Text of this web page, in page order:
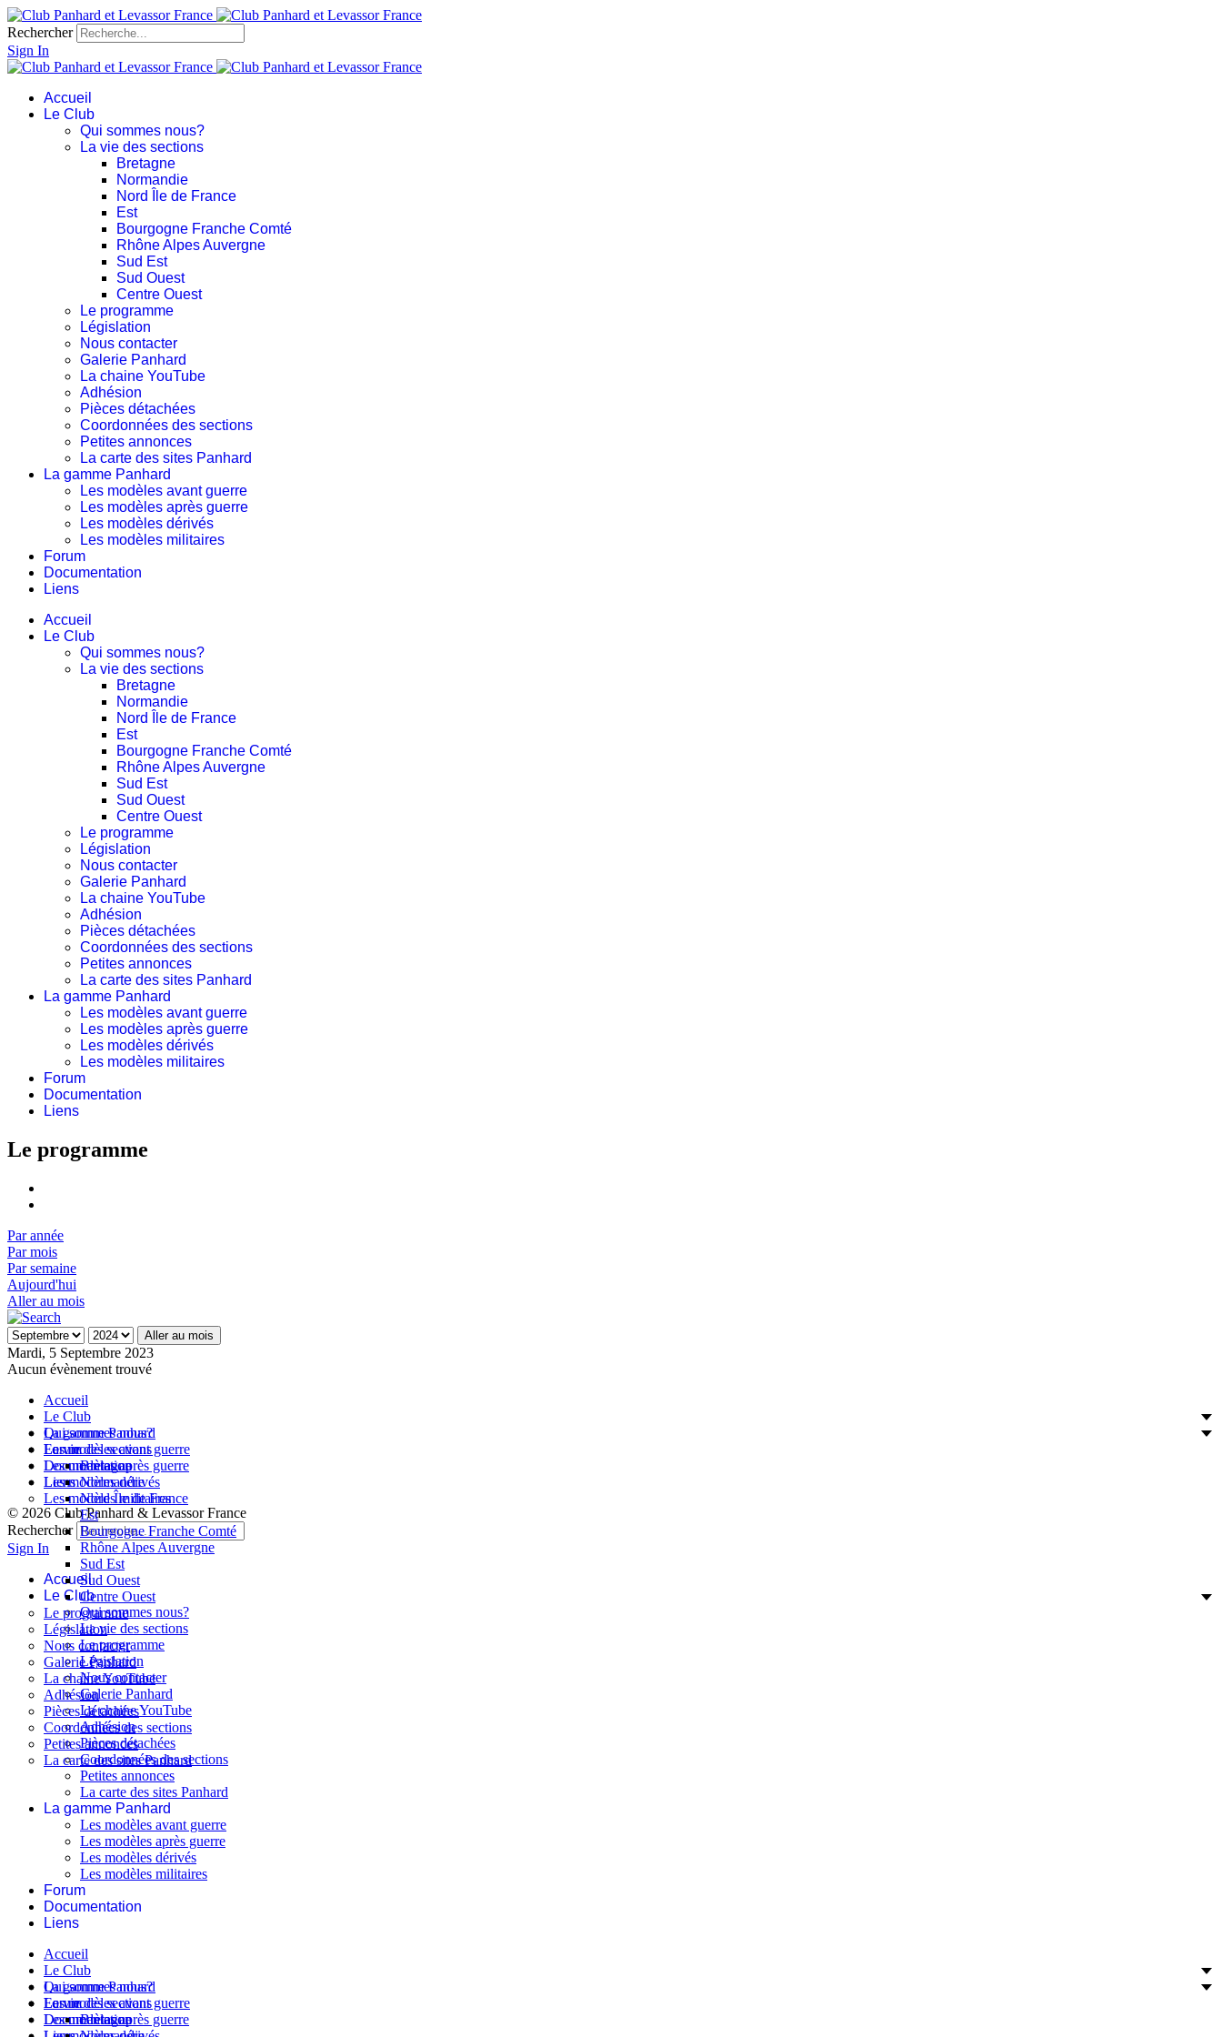
Rechercher
Sign In
Accueil
Le Club
Qui sommes nous?
La vie des sections
Bretagne
Normandie
Nord Île de France
Est
Bourgogne Franche Comté
Rhône Alpes Auvergne
Sud Est
Sud Ouest
Centre Ouest
Le programme
Législation
Nous contacter
Galerie Panhard
La chaine YouTube
Adhésion
Pièces détachées
Coordonnées des sections
Petites annonces
La carte des sites Panhard
La gamme Panhard
Les modèles avant guerre
Les modèles après guerre
Les modèles dérivés
Les modèles militaires
Forum
Documentation
Liens
Accueil
Le Club
Qui sommes nous?
La vie des sections
Bretagne
Normandie
Nord Île de France
Est
Bourgogne Franche Comté
Rhône Alpes Auvergne
Sud Est
Sud Ouest
Centre Ouest
Le programme
Législation
Nous contacter
Galerie Panhard
La chaine YouTube
Adhésion
Pièces détachées
Coordonnées des sections
Petites annonces
La carte des sites Panhard
La gamme Panhard
Les modèles avant guerre
Les modèles après guerre
Les modèles dérivés
Les modèles militaires
Forum
Documentation
Liens
Le programme
Par année
Par mois
Par semaine
Aujourd'hui
Aller au mois
Aller au mois
Mardi, 5 Septembre 2023
Aucun évènement trouvé
Accueil
Le Club
Qui sommes nous?
La vie des sections
Bretagne
Normandie
Nord Île de France
Est
Bourgogne Franche Comté
Rhône Alpes Auvergne
Sud Est
Sud Ouest
Centre Ouest
Le programme
Législation
Nous contacter
Galerie Panhard
La chaine YouTube
Adhésion
Pièces détachées
Coordonnées des sections
Petites annonces
La carte des sites Panhard
La gamme Panhard
Les modèles avant guerre
Les modèles après guerre
Les modèles dérivés
Les modèles militaires
Forum
Documentation
Liens
© 2026 Club Panhard & Levassor France
Rechercher
Sign In
Accueil
Le Club
Qui sommes nous?
La vie des sections
Le programme
Législation
Nous contacter
Galerie Panhard
La chaine YouTube
Adhésion
Pièces détachées
Coordonnées des sections
Petites annonces
La carte des sites Panhard
La gamme Panhard
Les modèles avant guerre
Les modèles après guerre
Les modèles dérivés
Les modèles militaires
Forum
Documentation
Liens
Accueil
Le Club
Qui sommes nous?
La vie des sections
Bretagne
La gamme Panhard
Les modèles avant guerre
Les modèles après guerre
Forum
Documentation